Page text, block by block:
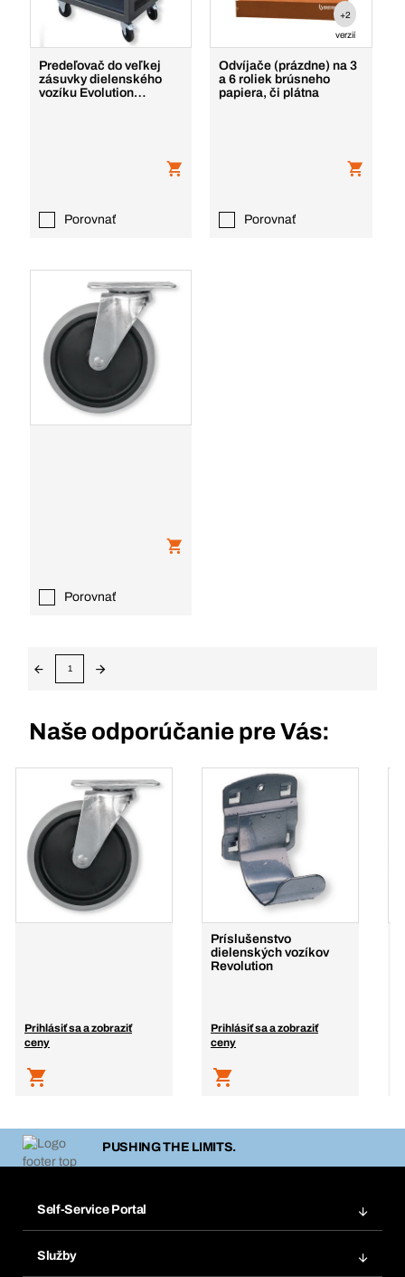
Predeľovač do veľkej
zásuvky dielenského
vozíku Evolution
Porovnať
+2
verzií
Odvíjače (prázdne) na 3
a 6 roliek brúsneho
papiera, či plátna
Porovnať
Porovnať
1
Naše odporúčanie pre Vás:
Prihlásiť sa a zobraziť
ceny
Príslušenstvo
dielenských vozíkov
Revolution
Prihlásiť sa a zobraziť
ceny
PUSHING THE LIMITS.
Self-Service Portal
Služby